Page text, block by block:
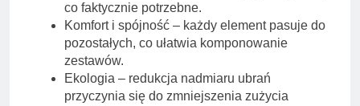
co faktycznie potrzebne.
Komfort i spójność – każdy element pasuje do
pozostałych, co ułatwia komponowanie
zestawów.
Ekologia – redukcja nadmiaru ubrań
przyczynia się do zmniejszenia zużycia